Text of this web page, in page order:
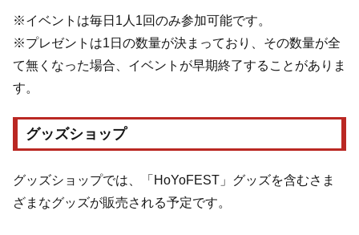
※イベントは毎日1人1回のみ参加可能です。
※プレゼントは1日の数量が決まっており、その数量が全
て無くなった場合、イベントが早期終了することがありま
す。
グッズショップ
グッズショップでは、「HoYoFEST」グッズを含むさま
ざまなグッズが販売される予定です。